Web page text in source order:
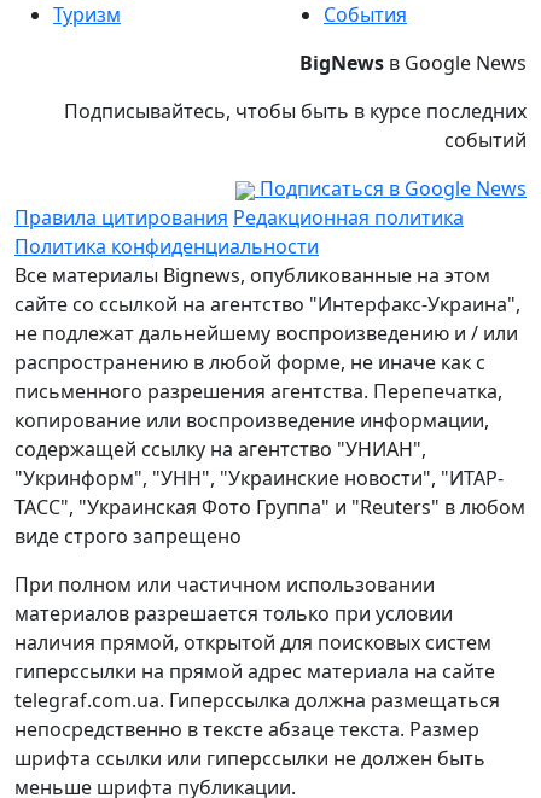
Туризм
События
BigNews в Google News
Подписывайтесь, чтобы быть в курсе последних
событий
Подписаться в Google News
Правила цитирования Редакционная политика
Политика конфиденциальности
Все материалы Bignews, опубликованные на этом
сайте со ссылкой на агентство "Интерфакс-Украина",
не подлежат дальнейшему воспроизведению и / или
распространению в любой форме, не иначе как с
письменного разрешения агентства. Перепечатка,
копирование или воспроизведение информации,
содержащей ссылку на агентство "УНИАН",
"Укринформ", "УНН", "Украинские новости", "ИТАР-
ТАСС", "Украинская Фото Группа" и "Reuters" в любом
виде строго запрещено
При полном или частичном использовании
материалов разрешается только при условии
наличия прямой, открытой для поисковых систем
гиперссылки на прямой адрес материала на сайте
telegraf.com.ua. Гиперссылка должна размещаться
непосредственно в тексте абзаце текста. Размер
шрифта ссылки или гиперссылки не должен быть
меньше шрифта публикации.